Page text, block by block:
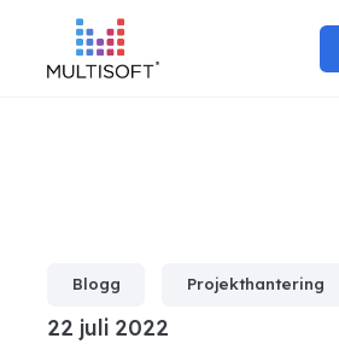
22 juli 2022
Blogg Projekthantering